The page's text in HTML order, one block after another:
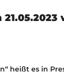
heißt es in